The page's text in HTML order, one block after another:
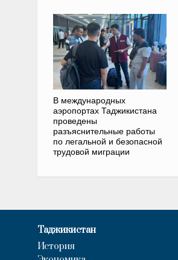
В международных
аэропортах Таджикистана
проведены
разъяснительные работы
по легальной и безопасной
трудовой миграции
Таджикистан
История